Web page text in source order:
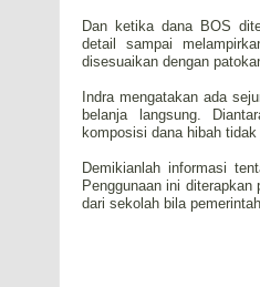
Dan ketika dana BOS
detail sampai
disesuaikan dengan
Indra mengatakan ada
belanja langsung.
komposisi dana hibah
Demikianlah informasi
Penggunaan ini
dari sekolah bila